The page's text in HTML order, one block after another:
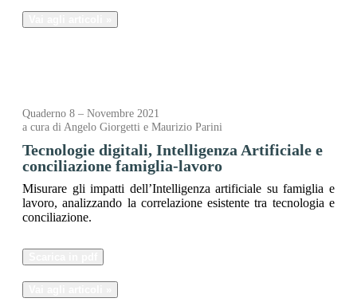
Quaderno 8 – Novembre 2021
a cura di Angelo Giorgetti e Maurizio Parini
Tecnologie digitali, Intelligenza Artificiale e
conciliazione famiglia-lavoro
Misurare gli impatti dell’Intelligenza artificiale su famiglia e
lavoro, analizzando la correlazione esistente tra tecnologia e
conciliazione.